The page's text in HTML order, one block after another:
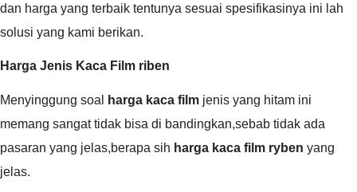
dan harga yang terbaik tentunya sesuai spesifikasinya ini lah
solusi yang kami berikan.
Harga Jenis Kaca Film riben
Menyinggung soal harga kaca film jenis yang hitam ini
memang sangat tidak bisa di bandingkan,sebab tidak ada
pasaran yang jelas,berapa sih harga kaca film ryben yang
jelas.